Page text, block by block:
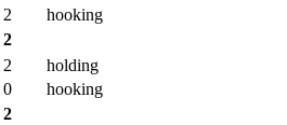
2
hooking
2
2
holding
0
hooking
2